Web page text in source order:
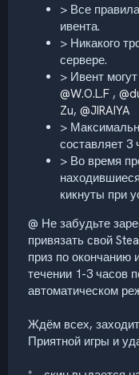
> Все
ивента.
> Никакого
сервере.
> Ивент
@W.O.L.F ,
Zu, @JIRAIYA
>
составляет 3
> Во время
кикнуты при
@ Не забудьте
привязать свой
приз по
течении 1-3 часов
автоматическом
Ждём всех,
Приятной игры и